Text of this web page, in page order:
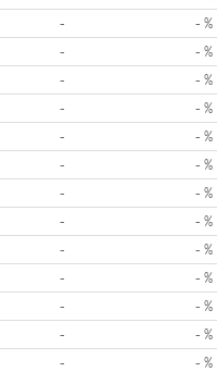
- - %
- - %
- - %
- - %
- - %
- - %
- - %
- - %
- - %
- - %
- - %
- - %
- - %